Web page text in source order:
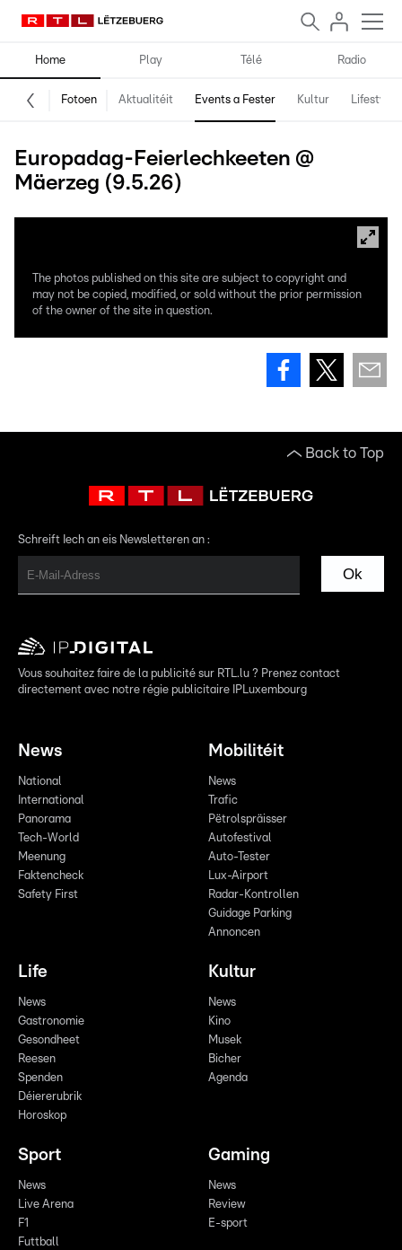
Home Play Télé Radio
Fotoen Aktualitéit Events a Fester Kultur Lifestyle
Europadag-Feierlechkeeten @
Mäerzeg (9.5.26)
The photos published on this site are subject to copyright and
may not be copied, modified, or sold without the prior permission
of the owner of the site in question.
Back to Top
Schreift Iech an eis Newsletteren an :
Ok
Vous souhaitez faire de la publicité sur RTL.lu ? Prenez contact
directement avec notre régie publicitaire IPLuxembourg
News
National
International
Panorama
Tech-World
Meenung
Faktencheck
Safety First
Mobilitéit
News
Trafic
Pëtrolspräisser
Autofestival
Auto-Tester
Lux-Airport
Radar-Kontrollen
Guidage Parking
Annoncen
Life
News
Gastronomie
Gesondheet
Reesen
Spenden
Déiererubrik
Horoskop
Kultur
News
Kino
Musek
Bicher
Agenda
Sport
News
Live Arena
F1
Futtball
Gaming
News
Review
E-sport